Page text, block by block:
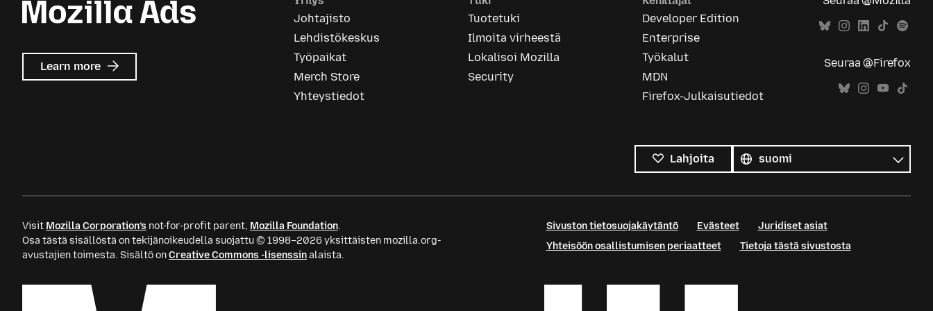
Learn more about
Mozilla
Johtajisto
Lehdistökeskus
Työpaikat
Merch Store
Yhteystiedot
Tuotetuki
Ilmoita virheestä
Lokalisoi Mozilla
Security
Developer Edition
Enterprise
Työkalut
MDN
Firefox-Julkaisutiedot
Seuraa @Firefox
Lahjoita
kielet
Kieli
Visit Mozilla Corporation’s not-for-profit parent, Mozilla Foundation.
Osa tästä sisällöstä on tekijänoikeudella suojattu © 1998–2026 yksittäisten mozilla.org-
avustajien toimesta. Sisältö onCreative Commons -lisenssinalaista.
Sivuston tietosuojakäytäntö Evästeet
Juridiset asiat
Yhteisöön osallistumisen periaatteet
Tietoja tästä sivustosta